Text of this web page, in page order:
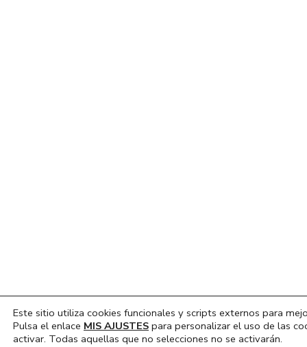
Este sitio utiliza cookies funcionales y scripts externos para
Pulsa el enlace MIS AJUSTES para personalizar el uso de las
activar. Todas aquellas que no selecciones no se activarán.